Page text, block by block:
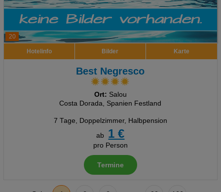
20
Hotelinfo Bilder Karte
Best Negresco
Ort: Salou
Costa Dorada, Spanien Festland
7 Tage, Doppelzimmer, Halbpension
ab
1 €
pro Person
Termine